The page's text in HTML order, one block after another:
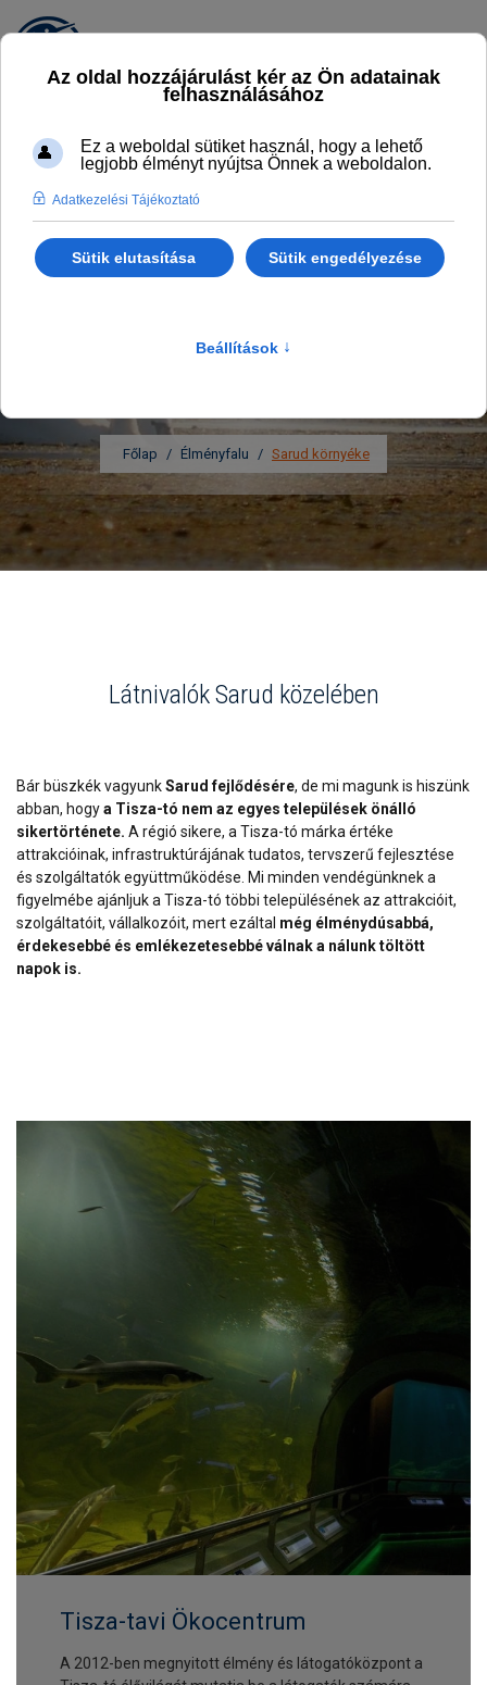
SARUD – FALU A TISZA-TÓ
KÖZEPÉN
KÖZEL A TERMÉSZETHEZ ÉS A
LEGNÉPSZERŰBB TISZA-TAVI
Főlap Élményfalu Sarud környéke
Látnivalók Sarud közelében
Bár büszkék vagyunkSarud fejlődésére, de mi magunk is hiszünk
abban, hogya Tisza-tó nem az egyes települések önálló
sikertörténete. A régió sikere, a Tisza-tó márka értéke
attrakcióinak, infrastruktúrájának tudatos, tervszerű fejlesztése
és szolgáltatók együttműködése. Mi minden vendégünknek a
figyelmébe ajánljuk a Tisza-tó többi településének az attrakcióit,
szolgáltatóit, vállalkozóit, mert ezáltal még élménydúsabbá,
érdekesebbé és emlékezetesebbé válnak a nálunk töltött
napok is.
Tisza-tavi Ökocentrum
A 2012-ben megnyitott élmény és látogatóközpont a